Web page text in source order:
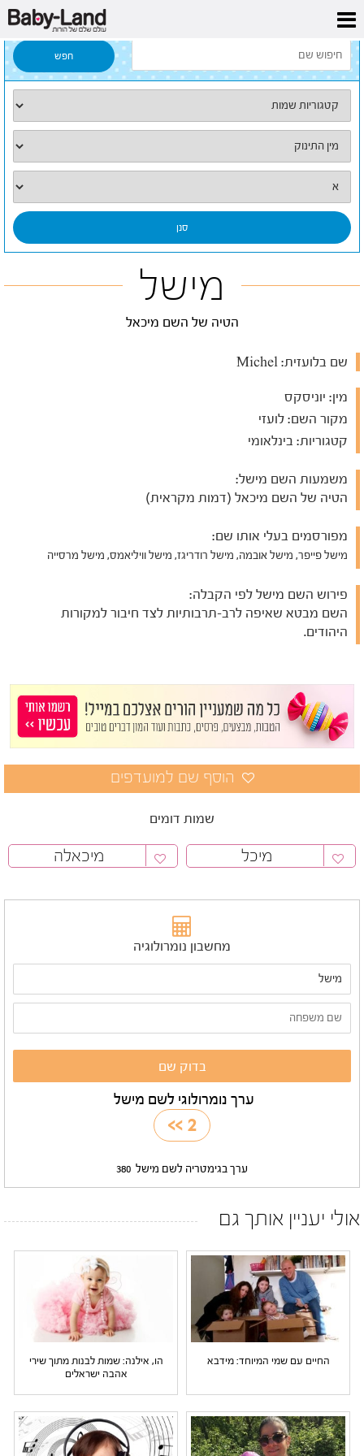
דף הבית
מישל
הטיה של השם מיכאל
שם בלועזית:
מין: יוניסקס
מקור השם: לועזי
קטגוריות: בינלאומי
משמעות השם מישל:
הטיה של השם מיכאל (דמות מקראית)
מפורסמים בעלי אותו שם:
מישל פייפר, מישל אובמה, מישל רודריגז, מישל וויליאמס, מישל מרסייה
פירוש השם מישל לפי הקבלה:
השם מבטא שאיפה לרב-תרבותיות לצד חיבור למקורות
היהודים.
שמות דומים
מיכל מיכאלה
מחשבון נומרולוגיה
ערך נומרולוגי לשם מישל
2
>>
ערך בגימטריה לשם מישל 380
אולי יעניין אותך גם
החיים עם שמי המיוחד: מידבא
הו, אילנה: שמות לבנות מתוך שירי
אהבה ישראלים